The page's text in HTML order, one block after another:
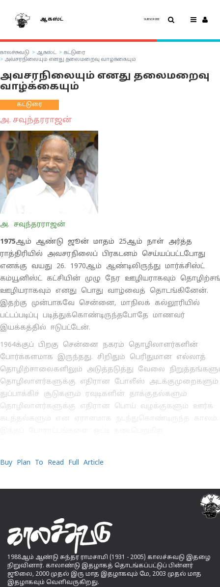
ஆகஸ்ட் SUBSCRIBE
காலச்சுவடு ஆகஸ்ட்
கட்டுரை
அவசரநிலையும் எனது தலைமறைவு வாழ்க்கையும்
அவசரநிலையும் எனது தலைமறைவு
வாழ்க்கையும்
கட்டுரை
அ. சவுந்தரராஜன்
அ. சவுந்தரராஜன்
1975ஆம் ஆண்டு ஜூன் மாதம் 25ஆம் நாள் அர்த்த
ராத்திரியில் அவசரநிலைப் பிரகடனம் செய்யப்பட்டபோது
எனக்கு வயது 26. 1970ஆம் ஆண்டிலிருந்து மார்க்சிஸ்ட்
கம்யூனிஸ்ட் கட்சியின் முழு நேர ஊழியராகவும்
ஊழியராகவும் எனது பொது வாழ்வைத் தொடங்கினேன்.
இதற்கு முன்பாகவே சென்னை, மாநிலக் கல்லூரியில்
பட்டப்படிப்பு படித்துக்கொண்டிருந்தபோதே மாணவர்
இயக்கத்தில் ஈடுபட்டேன்.
1964க்குப் பிறகு சென்னை நகரம் தொழிலாளர்களின்
போர்க்களமாக இருந்தது. சிறிதும் பெரிதுமான எல்லாத்
தொழிற்சாலைகளிலும் அடுத்தடுத்து வேலை
தொழிலாளர்களுக்கு எதிரான போலீஸ் அடக்குமுறைகளும்
துப்பாக்கிச் சூடுகளும் ரவுடிகளின் தாக்குதல்களும்
தொழிலாளர்களுக்கு எதிரான பொய் வழக்குகளும் ஊர்க்
Buy Plan To Read Full Article
1988ஆம் ஆண்டு சுந்தர ராமசாமி (1931 - 2005) காலச்சுவடு இதழை
நிறுவினார். காலாண்டு இதழாகத் தொடங்கப்பட்டுப் பின்னர்
ஜூலை, 2000 முதல் இரு மாத இதழாகவும் மே, 2003 முதல் மாத
இதழாகவும் வெளிவருகிறது.